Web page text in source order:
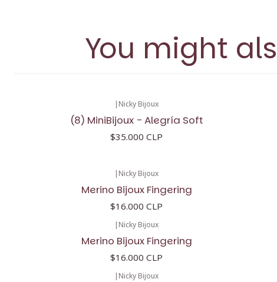
You might
| Nicky Bijoux
(8) MiniBijoux - Alegría Soft
$35.000 CLP
| Nicky Bijoux
Merino Bijoux Fingering
$16.000 CLP
| Nicky Bijoux
Merino Bijoux Fingering
$16.000 CLP
| Nicky Bijoux